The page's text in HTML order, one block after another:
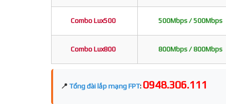
Combo Lux500 500Mbps / 500Mbps
Combo Lux800 800Mbps / 800Mbps
📍 Tổng đài lắp mạng FPT: 0948.306.111